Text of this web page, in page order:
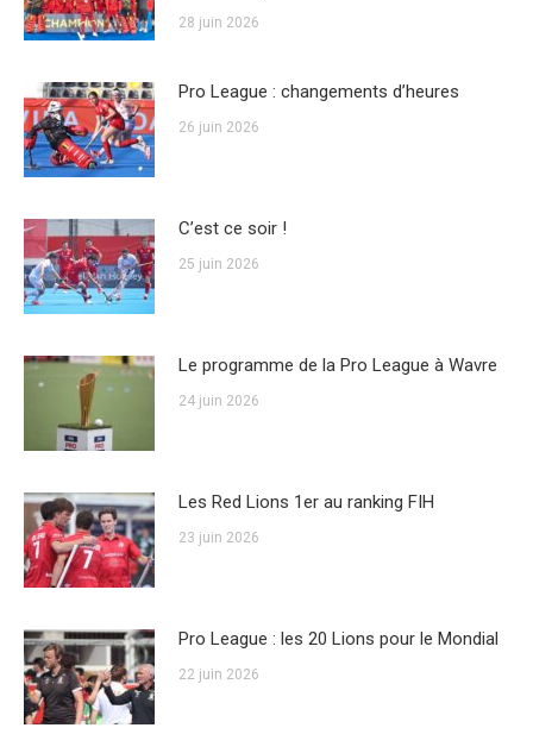
28 juin 2026
Pro League : changements d’heures
26 juin 2026
C’est ce soir !
25 juin 2026
Le programme de la Pro League à Wavre
24 juin 2026
Les Red Lions 1er au ranking FIH
23 juin 2026
Pro League : les 20 Lions pour le Mondial
22 juin 2026